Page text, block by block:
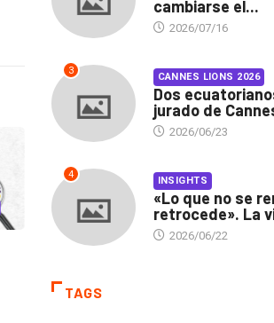
INSIGHTS
Gabriela Herrera y el arte
de cambiarse...
cambiarse el...
2026/07/16
3 CANNES LIONS 2026
Dos
jurado de
2026/06/23
4 INSIGHTS
«Lo que no se
retrocede». La
2026/06/22
TAGS